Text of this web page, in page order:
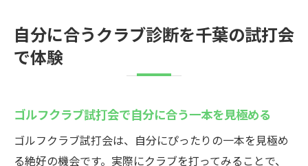
自分に合うクラブ診断を千葉の試打会
で体験
ゴルフクラブ試打会で自分に合う一本を見極める
ゴルフクラブ試打会は、自分にぴったりの一本を見極め
る絶好の機会です。実際にクラブを打ってみることで、